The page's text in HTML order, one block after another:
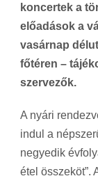
koncertek a
előadások a
vasárnap
főtéren –
szervezők.
A nyári
indul a
negyedik
étel összeköt”.